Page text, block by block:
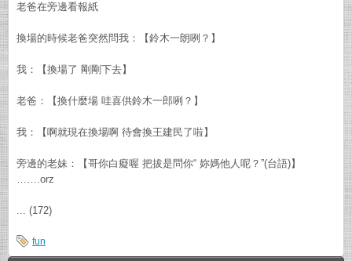
老爸在旁邊看報紙
換場的時候老爸突然問我：【鈴木一朗咧？】
我：【換場了 剛剛下去】
老爸：【換什麼場 哇喜供鈴木一郎咧？】
我：【啊就現在換場啊 待會換王建民了啦】
旁邊的老妹：【哥你白癡喔 把拔是問你“ 妳媽他人呢？”(台語)】
…….orz
... (172)
fun